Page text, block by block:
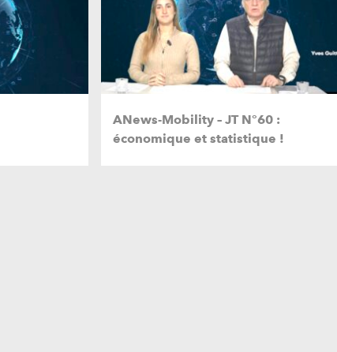
ANews-Mobility – JT N°60 :
économique et statistique !